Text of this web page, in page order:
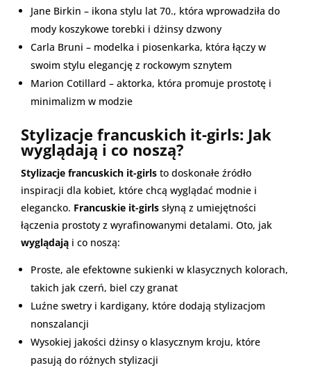
Jane Birkin – ikona stylu lat 70., która wprowadziła do
mody koszykowe torebki i dżinsy dzwony
Carla Bruni – modelka i piosenkarka, która łączy w
swoim stylu elegancję z rockowym sznytem
Marion Cotillard – aktorka, która promuje prostotę i
minimalizm w modzie
Stylizacje francuskich it-girls: Jak
wyglądają i co noszą?
Stylizacje francuskich it-girls to doskonałe źródło
inspiracji dla kobiet, które chcą wyglądać modnie i
elegancko. Francuskie it-girls słyną z umiejętności
łączenia prostoty z wyrafinowanymi detalami. Oto, jak
wyglądają i co noszą:
Proste, ale efektowne sukienki w klasycznych kolorach,
takich jak czerń, biel czy granat
Luźne swetry i kardigany, które dodają stylizacjom
nonszalancji
Wysokiej jakości dżinsy o klasycznym kroju, które
pasują do różnych stylizacji